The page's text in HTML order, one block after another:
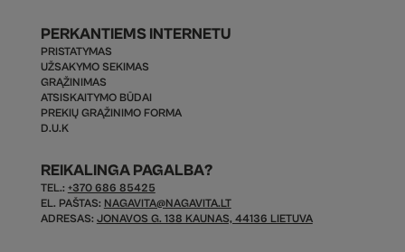
PERKANTIEMS INTERNETU
PRISTATYMAS
UŽSAKYMO SEKIMAS
GRĄŽINIMAS
ATSISKAITYMO BŪDAI
PREKIŲ GRĄŽINIMO FORMA
D.U.K
REIKALINGA PAGALBA?
TEL.: +370 686 85425
EL. PAŠTAS: NAGAVITA@NAGAVITA.LT
ADRESAS: JONAVOS G. 138 KAUNAS, 44136 LIETUVA